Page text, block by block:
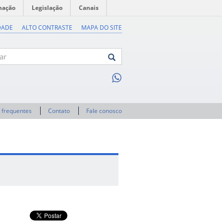
Legislação Canais
ALTO CONTRASTE MAPA DO SITE
Contato Fale conosco